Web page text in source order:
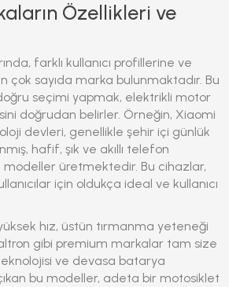
Özellikleri ve
farklı kullanıcı profillerine ve
çok sayıda marka bulunmaktadır. Bu
seçimi yapmak, elektrikli motor
doğrudan belirler. Örneğin, Xiaomi
devleri, genellikle şehir içi günlük
hafif, şık ve akıllı telefon
üretmektedir. Bu cihazlar,
için oldukça ideal ve kullanıcı
hız, üstün tırmanma yeteneği
gibi premium markalar tam size
ve devasa batarya
bu modeller, adeta bir motosiklet